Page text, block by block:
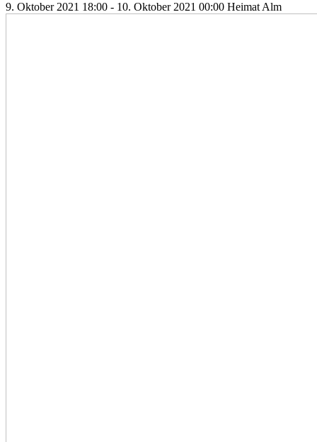
9. Oktober 2021 18:00 - 10. Oktober 2021 00:00 Heimat Alm